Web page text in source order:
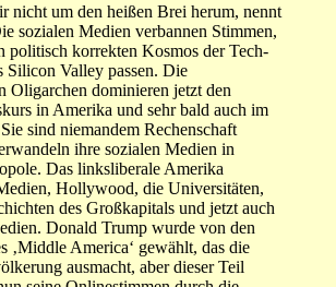
nicht um den heißen Brei herum, nennt
sozialen Medien verbannen Stimmen,
politisch korrekten Kosmos der Tech-
Silicon Valley passen. Die
Oligarchen dominieren jetzt den
in Amerika und sehr bald auch im
sind niemandem Rechenschaft
ihre sozialen Medien in
Das linksliberale Amerika
Hollywood, die Universitäten,
des Großkapitals und jetzt auch
Donald Trump wurde von den
‚Middle America‘ gewählt, das die
ausmacht, aber dieser Teil